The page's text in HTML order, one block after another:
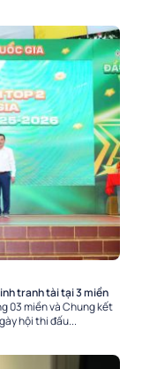
tranh tài tại 3 miền
03 miền và Chung kết
hội thi đấu...